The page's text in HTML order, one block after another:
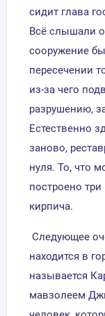
сидит глава
Всё слышали о
сооружение
пересечении
из-за чего
разрушению,
Естественно
заново,
нуля. То, что
построено
кирпича.
Следующее
находится в
называется
мавзолеем